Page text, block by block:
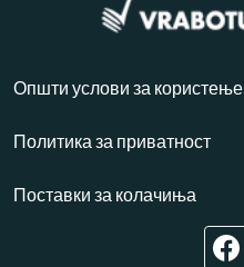
Општи услови за користење
Политика за приватност
Поставки за колачиња